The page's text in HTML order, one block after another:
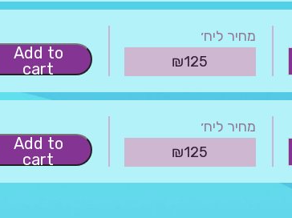
מחיר ליח׳
₪125
Add to
cart
מחיר ליח׳
₪125
Add to
cart